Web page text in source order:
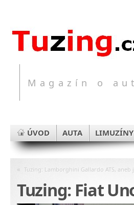
Magazín o
ÚVOD AUTA LIMUZÍNY
« Tuzing: Lamborghini Gallardo ATS, aneb
Tuzing: Fiat